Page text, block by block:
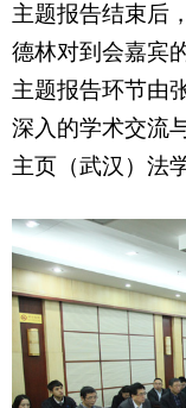
主题报告结束后
德林对到会嘉宾
主题报告环节由
深入的学术交流
主页（武汉）法